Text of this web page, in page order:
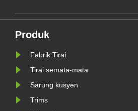
menantikan
Produk
Fabrik Tirai
Tirai semata-mata
Sarung kusyen
Trims